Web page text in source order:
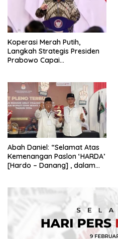
Koperasi Merah Putih,
Langkah Strategis Presiden
Prabowo Capai
Abah Daniel: “Selamat Atas
Kemenangan Paslon ‘HARDA’
[Hardo – Danang] , dalam